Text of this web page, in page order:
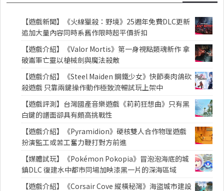
【遊戲新聞】《火線獵殺：野境》25週年免費DLC更新
追加大量內容同時系舊作限時超平價折扣
【遊戲介紹】《Valor Mortis》第一身視點類魂新作 拿
破崙軍亡靈以槍械劍與魔法殺敵
【遊戲介紹】《Steel Maiden 鋼鐵少女》快節奏肉鴿砍
殺遊戲 只靠兩鍵操作動作極致流暢試玩上架中
【遊戲評測】台灣國產音樂遊戲《莉莉狂想曲》只有黑
白鍵的譜面卻具有頗高挑戰性
【遊戲介紹】《Pyramidion》硬核雙人合作物理遊戲
扮演監工或苦工奮力鞭打對方前進
【媒體試玩】《Pokémon Pokopia》冒泡泡海底的城
鎮DLC 復建水中都市同場加映漆黑一片的深海區域
【遊戲介紹】《Corsair Cove 縱橫秘灣》海盜城市建設